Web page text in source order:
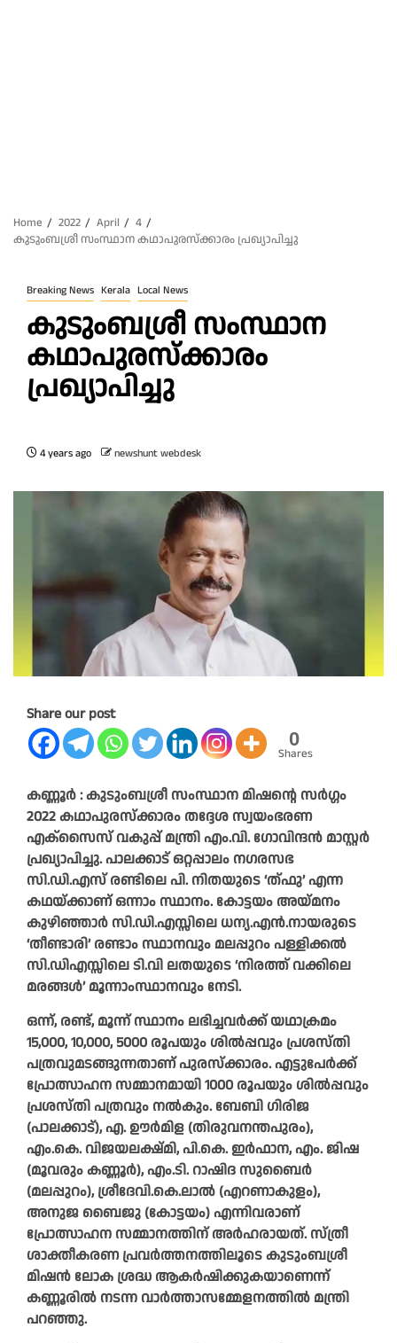
Home 2022 April
4
കുടുംബശ്രീ സംസ്ഥാന കഥാപുരസ്‌ക്കാരം പ്രഖ്യാപിച്ചു
Breaking News Kerala Local News
കുടുംബശ്രീ സംസ്ഥാന
കഥാപുരസ്‌ക്കാരം
പ്രഖ്യാപിച്ചു
4 years ago newshunt webdesk
Share our post
0
Shares
കണ്ണൂർ : കുടുംബശ്രീ സംസ്ഥാന മിഷന്റെ സര്‍ഗ്ഗം
2022 കഥാപുരസ്‌ക്കാരം തദ്ദേശ സ്വയംഭരണ
എക്സൈസ് വകുപ്പ് മന്ത്രി എം.വി. ഗോവിന്ദന്‍ മാസ്റ്റര്‍
പ്രഖ്യാപിച്ചു. പാലക്കാട് ഒറ്റപ്പാലം നഗരസഭ
സി.ഡി.എസ് രണ്ടിലെ പി. നിതയുടെ ‘ത്ഫു’ എന്ന
കഥയ്ക്കാണ് ഒന്നാം സ്ഥാനം. കോട്ടയം അയ്മനം
കുഴിഞ്ഞാര്‍ സി.ഡി.എസ്സിലെ ധന്യ.എന്‍.നായരുടെ
‘തീണ്ടാരി’ രണ്ടാം സ്ഥാനവും മലപ്പുറം പള്ളിക്കല്‍
സി.ഡിഎസ്സിലെ ടി.വി ലതയുടെ ‘നിരത്ത് വക്കിലെ
മരങ്ങള്‍’ മൂന്നാംസ്ഥാനവും നേടി.
ഒന്ന്, രണ്ട്, മൂന്ന് സ്ഥാനം ലഭിച്ചവര്‍ക്ക് യഥാക്രമം
15,000, 10,000, 5000 രൂപയും ശില്‍പ്പവും പ്രശസ്തി
പത്രവുമടങ്ങുന്നതാണ് പുരസ്‌ക്കാരം. എട്ടുപേര്‍ക്ക്
പ്രോത്സാഹന സമ്മാനമായി 1000 രൂപയും ശില്‍പ്പവും
പ്രശസ്തി പത്രവും നല്‍കും. ബേബി ഗിരിജ
(പാലക്കാട്), എ. ഊര്‍മിള (തിരുവനന്തപുരം),
എം.കെ. വിജയലക്ഷ്മി, പി.കെ. ഇര്‍ഫാന, എം. ജിഷ
(മൂവരും കണ്ണൂര്‍), എം.ടി. റാഷിദ സുബൈര്‍
(മലപ്പുറം), ശ്രീദേവി.കെ.ലാല്‍ (എറണാകുളം),
അനുജ ബൈജു (കോട്ടയം) എന്നിവരാണ്
പ്രോത്സാഹന സമ്മാനത്തിന് അര്‍ഹരായത്. സ്ത്രീ
ശാക്തീകരണ പ്രവര്‍ത്തനത്തിലൂടെ കുടുംബശ്രീ
മിഷന്‍ ലോക ശ്രദ്ധ ആകര്‍ഷിക്കുകയാണെന്ന്
കണ്ണൂരില്‍ നടന്ന വാര്‍ത്താസമ്മേളനത്തില്‍ മന്ത്രി
പറഞ്ഞു.